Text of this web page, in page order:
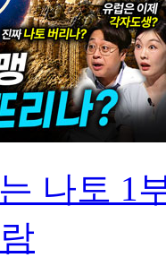
나토 1